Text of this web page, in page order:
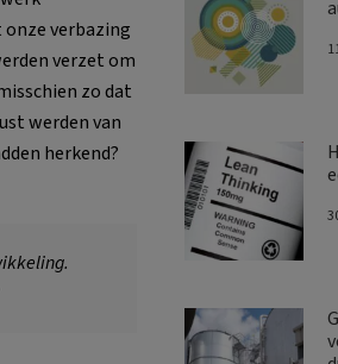
onze verbazing
verzet om
zo dat
werden van
herkend?